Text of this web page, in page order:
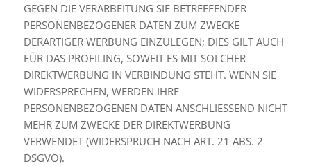
GEGEN DIE VERARBEITUNG SIE BETREFFENDER
PERSONENBEZOGENER DATEN ZUM ZWECKE
DERARTIGER WERBUNG EINZULEGEN; DIES GILT AUCH
FÜR DAS PROFILING, SOWEIT ES MIT SOLCHER
DIREKTWERBUNG IN VERBINDUNG STEHT. WENN SIE
WIDERSPRECHEN, WERDEN IHRE
PERSONENBEZOGENEN DATEN ANSCHLIESSEND NICHT
MEHR ZUM ZWECKE DER DIREKTWERBUNG
VERWENDET (WIDERSPRUCH NACH ART. 21 ABS. 2
DSGVO).